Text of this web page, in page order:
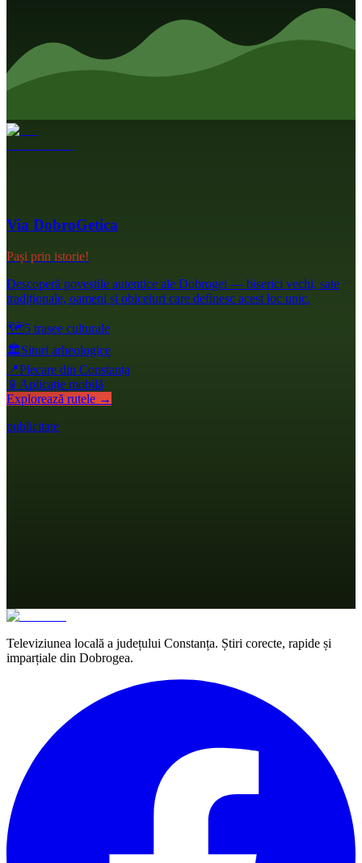
Via DobroGetica
Pași prin istorie!
Descoperă poveștile autentice ale Dobrogei — biserici vechi, sate
tradiționale, oameni și obiceiuri care definesc acest loc unic.
🗺️5 trasee culturale
🏛️Situri arheologice
📍Plecare din Constanța
📱 Aplicație mobilă
Explorează rutele →
publicitate
Televiziunea locală a județului Constanța. Știri corecte, rapide și
imparțiale din Dobrogea.